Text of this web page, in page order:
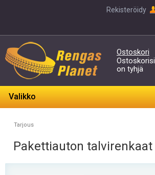
Rekisteröidy
Ostoskori
Ostoskorisi
on tyhjä
Valikko
Tarjous
Pakettiauton talvirenkaat